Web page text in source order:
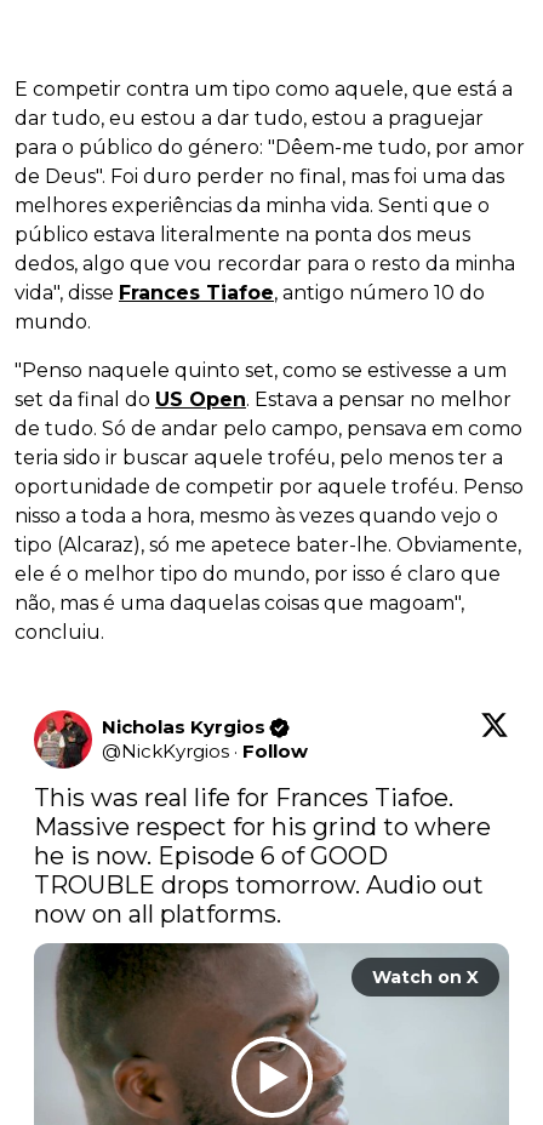
E competir contra um tipo como aquele, que está a
dar tudo, eu estou a dar tudo, estou a praguejar
para o público do género: "Dêem-me tudo, por amor
de Deus". Foi duro perder no final, mas foi uma das
melhores experiências da minha vida. Senti que o
público estava literalmente na ponta dos meus
dedos, algo que vou recordar para o resto da minha
vida", disse Frances Tiafoe, antigo número 10 do
mundo.
"Penso naquele quinto set, como se estivesse a um
set da final do US Open. Estava a pensar no melhor
de tudo. Só de andar pelo campo, pensava em como
teria sido ir buscar aquele troféu, pelo menos ter a
oportunidade de competir por aquele troféu. Penso
nisso a toda a hora, mesmo às vezes quando vejo o
tipo (Alcaraz), só me apetece bater-lhe. Obviamente,
ele é o melhor tipo do mundo, por isso é claro que
não, mas é uma daquelas coisas que magoam",
concluiu.
Nicholas Kyrgios
@NickKyrgios · Follow
This was real life for Frances Tiafoe.
Massive respect for his grind to where
he is now. Episode 6 of GOOD
TROUBLE drops tomorrow. Audio out
now on all platforms.
Watch on X